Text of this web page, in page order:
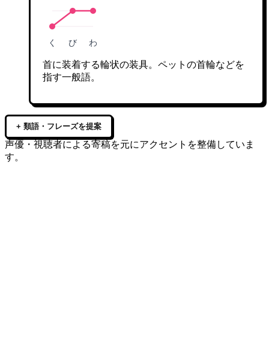
く び わ
首に装着する輪状の装具。ペットの首輪などを
指す一般語。
+ 類語・フレーズを提案
声優・視聴者による寄稿を元にアクセントを整備していま
す。